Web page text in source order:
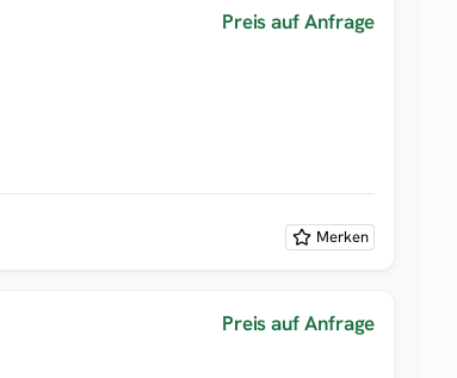
Preis auf Anfrage
Merken
Preis auf Anfrage